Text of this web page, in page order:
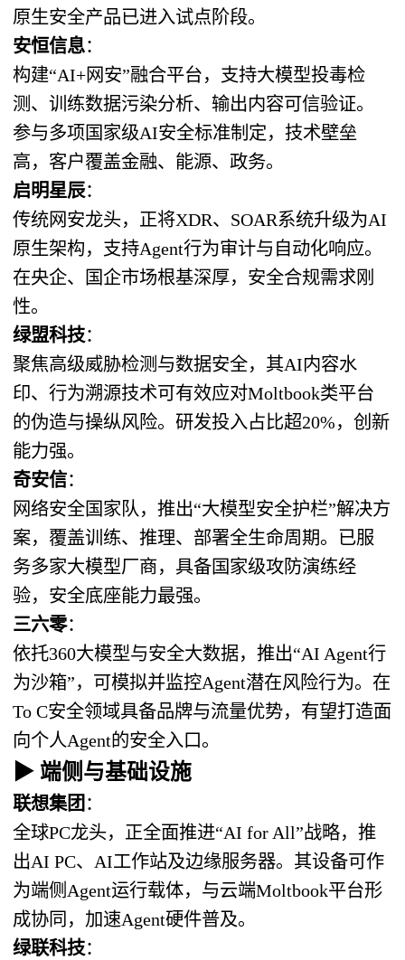
原生安全产品已进入试点阶段。
安恒信息：
构建“AI+网安”融合平台，支持大模型投毒检
测、训练数据污染分析、输出内容可信验证。
参与多项国家级AI安全标准制定，技术壁垒
高，客户覆盖金融、能源、政务。
启明星辰：
传统网安龙头，正将XDR、SOAR系统升级为AI
原生架构，支持Agent行为审计与自动化响应。
在央企、国企市场根基深厚，安全合规需求刚
性。
绿盟科技：
聚焦高级威胁检测与数据安全，其AI内容水
印、行为溯源技术可有效应对Moltbook类平台
的伪造与操纵风险。研发投入占比超20%，创新
能力强。
奇安信：
网络安全国家队，推出“大模型安全护栏”解决方
案，覆盖训练、推理、部署全生命周期。已服
务多家大模型厂商，具备国家级攻防演练经
验，安全底座能力最强。
三六零：
依托360大模型与安全大数据，推出“AI Agent行
为沙箱”，可模拟并监控Agent潜在风险行为。在
To C安全领域具备品牌与流量优势，有望打造面
向个人Agent的安全入口。
▶ 端侧与基础设施
联想集团 ：
全球PC龙头，正全面推进“AI for All”战略，推
出AI PC、AI工作站及边缘服务器。其设备可作
为端侧Agent运行载体，与云端Moltbook平台形
成协同，加速Agent硬件普及。
绿联科技：